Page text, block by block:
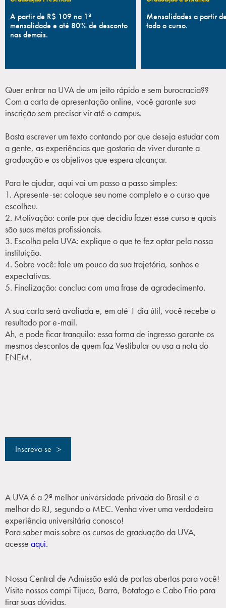
Campi/Unidades
Atendimento (21) 2574 8888
INSCREVA-SE SOLICITE INFORMAÇÕES
A partir de R$ 109 na 1ª
mensalidade e até 80% de desconto
nas demais.
Mensalidades a partir
todo o curso.
Quer entrar na UVA de um jeito rápido e sem burocracia??
Com a carta de apresentação online, você garante sua
inscrição sem precisar vir até o campus.
Basta escrever um texto contando por que deseja estudar com
a gente, as experiências que gostaria de viver durante a
graduação e os objetivos que espera alcançar.
Para te ajudar, aqui vai um passo a passo simples:
1. Apresente-se: coloque seu nome completo e o curso que
escolheu.
2. Motivação: conte por que decidiu fazer esse curso e quais
são suas metas profissionais.
3. Escolha pela UVA: explique o que te fez optar pela nossa
instituição.
4. Sobre você: fale um pouco da sua trajetória, sonhos e
expectativas.
5. Finalização: conclua com uma frase de agradecimento.
A sua carta será avaliada e, em até 1 dia útil, você recebe o
resultado por e-mail.
Ah, e pode ficar tranquilo: essa forma de ingresso garante os
mesmos descontos de quem faz Vestibular ou usa a nota do
ENEM.
Inscreva-se >
A UVA é a 2ª melhor universidade privada do Brasil e a
melhor do RJ, segundo o MEC. Venha viver uma verdadeira
experiência universitária conosco!
Para saber mais sobre os cursos de graduação da UVA,
acesse aqui.
Nossa Central de Admissão está de portas abertas para você!
Visite nossos campi Tijuca, Barra, Botafogo e Cabo Frio para
tirar suas dúvidas.